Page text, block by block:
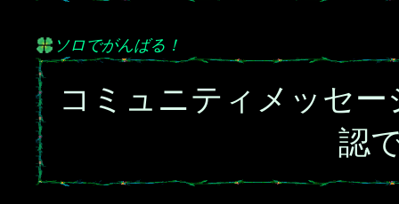
ソロでがんばる！
コミュニティメッセ
認